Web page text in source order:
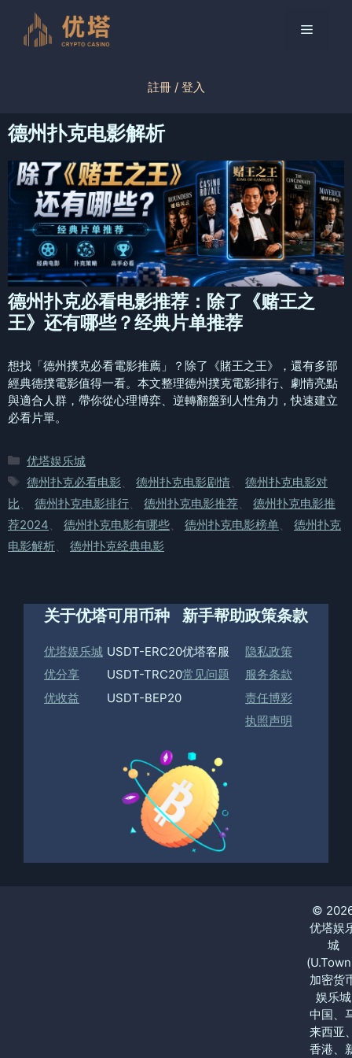
菜
註冊 / 登入
德州扑克电影解析
德州扑克必看电影推荐：除了《赌王之
王》还有哪些？经典片单推荐
想找「德州撲克必看電影推薦」？除了《賭王之王》，還有多部
經典德撲電影值得一看。本文整理德州撲克電影排行、劇情亮點
與適合人群，帶你從心理博弈、逆轉翻盤到人性角力，快速建立
必看片單。
分
类
优塔娱乐城
标
签
德州扑克必看电影 德州扑克电影剧情
德州扑克电影对
比
德州扑克电影排行 德州扑克电影推荐
德州扑克电影推
荐2024
德州扑克电影有哪些 德州扑克电影榜单
德州扑克
电影解析
德州扑克经典电影
关于优塔
优塔娱乐城
优分享
优收益
可用币种
USDT-ERC20
USDT-TRC20
USDT-BEP20
新手帮助
优塔客服
常见问题
政策条款
隐私政策
服务条款
责任博彩
执照声明
©
优塔娱
城
加密货
娱乐城
中国、
来西亚
香港、